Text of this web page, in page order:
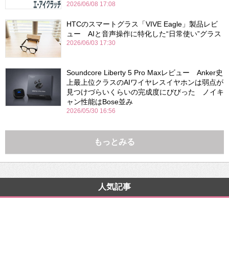
2026/06/08 17:08
HTCのスマートグラス「VIVE Eagle」製品レビ
ュー AIと音声操作に特化した“日常使い”グラス
2026/06/03 17:30
Soundcore Liberty 5 Pro Maxレビュー Anker史
上最上位クラスのAIワイヤレスイヤホンは弱点が
見つけづらいくらいの完成度にびびった ノイキ
ャン性能はBose並み
2026/05/30 16:56
もっとみる
人気記事